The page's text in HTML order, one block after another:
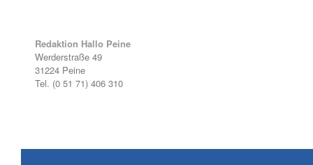
Redaktion Hallo Peine
Werderstraße 49
31224 Peine
Tel. (0 51 71) 406 310